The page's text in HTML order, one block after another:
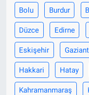
Bolu Burdur
Düzce Edirne
Eskişehir
Hakkari Hatay
Kahramanmaraş